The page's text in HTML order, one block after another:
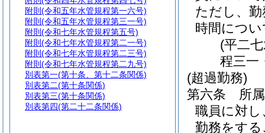
ただし、
時間につ
(平二
程三一
(超過勤務)
第六条
所
職員に対し
勤務をす
附則 (令和五年水管規程第一六号)
附則 (令和五年水管規程第三一号)
附則 (令和七年水管規程第五号)
附則 (令和七年水管規程第二一号)
附則 (令和七年水管規程第二三号)
附則 (令和七年水管規程第二九号)
別表第一(第十条、第十二条関係)
別表第二(第十条関係)
別表第三(第十条関係)
別表第四(第二十二条関係)